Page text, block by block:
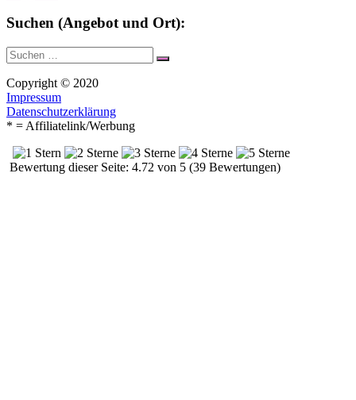
Suchen (Angebot und Ort):
Suche
nach:
Suchen
Copyright © 2020
Impressum
Datenschutzerklärung
* = Affiliatelink/Werbung
Bewertung dieser Seite: 4.72 von 5 (39 Bewertungen)